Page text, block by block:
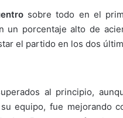
sobre todo en el
porcentaje alto de
el partido en los dos
al principio,
equipo, fue mejorando